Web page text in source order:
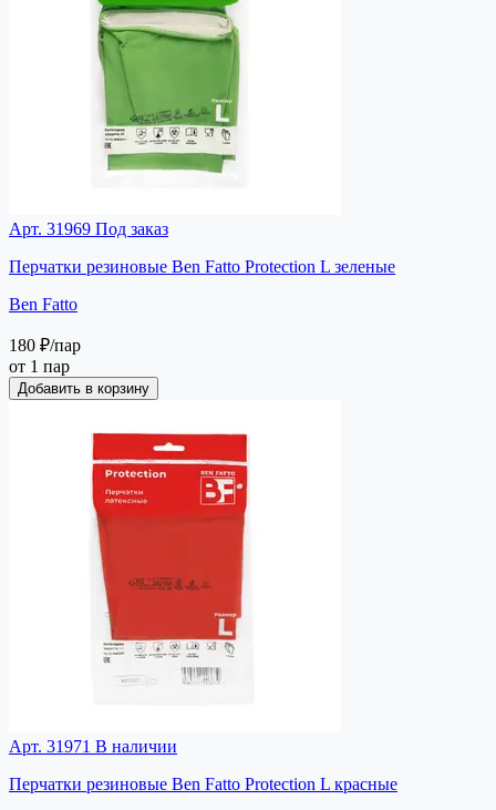
Арт. 31969 Под заказ
Перчатки резиновые Ben Fatto Protection L зеленые
Ben Fatto
180 ₽/пар
от 1 пар
Добавить в корзину
Арт. 31971 В наличии
Перчатки резиновые Ben Fatto Protection L красные